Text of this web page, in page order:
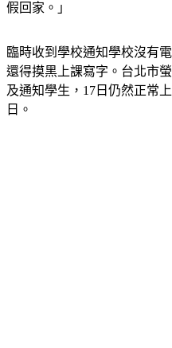
假回家。」
臨時收到學校通知學校沒有
還得摸黑上課寫字。台北市
及通知學生，17日仍然正常
日。